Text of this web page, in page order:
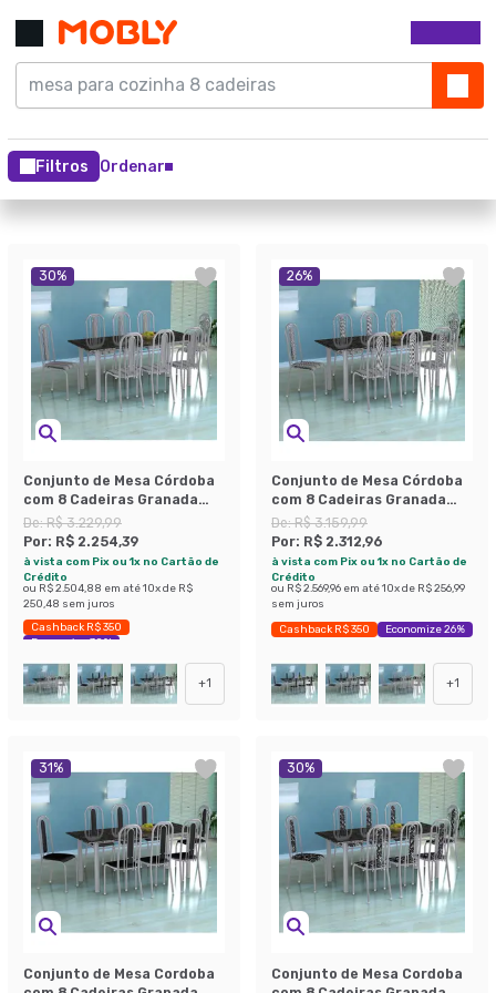
Filtros Ordenar
30%
Conjunto de Mesa Córdoba
com 8 Cadeiras Granada
Branco Prata e Preto
Listrado Grafite
De:R$ 3.229,99
Por: R$ 2.254,39
à vista com Pix ou 1x no Cartão de
Crédito
ou R$ 2.504,88 em até10x de R$
250,48 sem juros
Cashback R$ 350
Economize 30%
+1
26%
Conjunto de Mesa Córdoba
com 8 Cadeiras Granada
Branco Prata e Preto
Listrado
De:R$ 3.159,99
Por: R$ 2.312,96
à vista com Pix ou 1x no Cartão de
Crédito
ou R$ 2.569,96 em até10x de R$ 256,99
sem juros
Cashback R$ 350 Economize 26%
+1
31%
Conjunto de Mesa Cordoba
30%
Conjunto de Mesa Cordoba